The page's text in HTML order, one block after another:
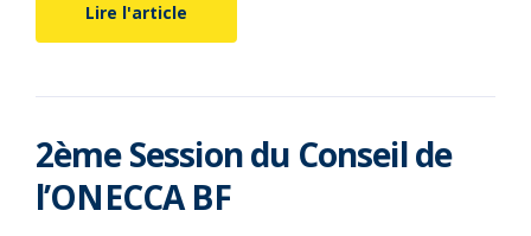
Lire l'article
2ème Session du Conseil de
l’ONECCA BF